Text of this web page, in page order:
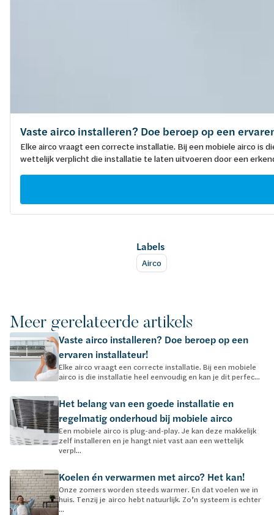
Vaste airco installeren? Doe beroep op een
Elke airco vraagt een correcte installatie. Bij een mobiele airco is
wettelijk verplicht die installatie te laten uitvoeren door een
Labels
Airco
Meer gerelateerde artikels
Vaste airco installeren? Doe beroep op een
ervaren installateur!
Elke airco vraagt een correcte installatie. Bij een mobiele
airco is die installatie heel eenvoudig en kan je dit perfec...
Het belang van een goede installatie en
regelmatig onderhoud bij mobiele airco
Een mobiele airco is plug-and-play. Je kan deze makkelijk
zelf installeren en je hangt niet vast aan een wettelijk
verpl...
Koelen én verwarmen met airco? Het kan!
Onze zomers worden steeds warmer. En dat voelen we in
huis. Tenzij je airco hebt natuurlijk. Zo’n systeem is echter
...